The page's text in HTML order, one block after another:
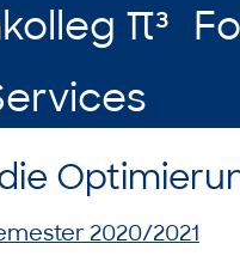
π³
2020/2021